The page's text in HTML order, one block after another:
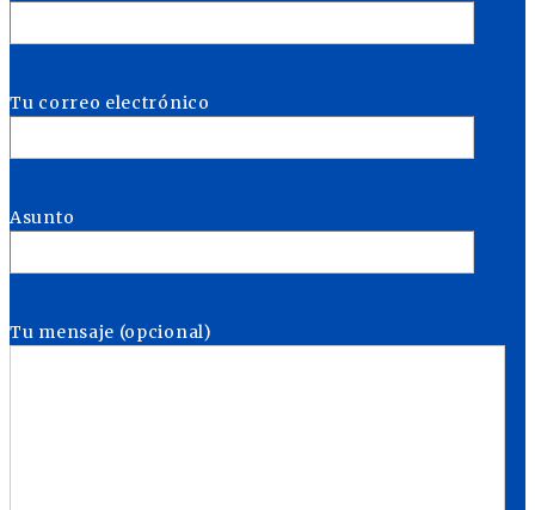
Tu correo electrónico
Asunto
Tu mensaje (opcional)